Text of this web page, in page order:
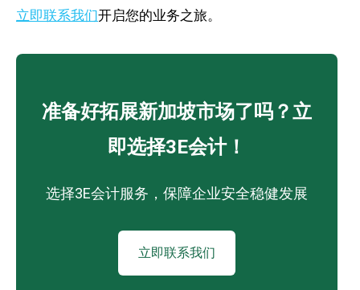
立即联系我们开启您的业务之旅。
准备好拓展新加坡市场了吗？立
即选择3E会计！
选择3E会计服务，保障企业安全稳健发展
立即联系我们